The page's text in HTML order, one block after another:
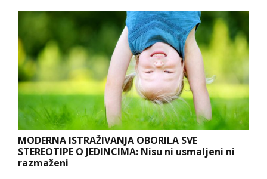
MODERNA ISTRAŽIVANJA OBORILA SVE
STEREOTIPE O JEDINCIMA: Nisu ni usmaljeni ni
razmaženi